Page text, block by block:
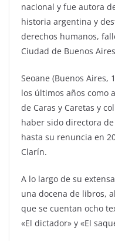
nacional y fue autora
historia argentina y
derechos humanos,
Ciudad de Buenos
Seoane (Buenos Aires,
los últimos años como
de Caras y Caretas y
haber sido directora
hasta su renuncia en
Clarín.
A lo largo de su
una docena de libros,
que se cuentan ocho
«El dictador» y «El